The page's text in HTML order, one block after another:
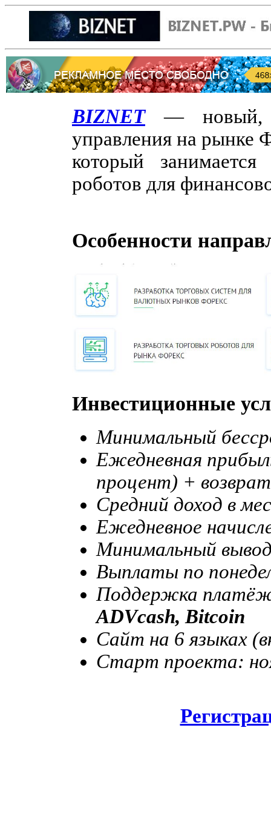
BIZNET— новый,
управления на рынке
который
роботов для
Особенности
Инвестиционные
Минимальный
Ежедневная
процент) +
Средний доход в
Ежедневное
Минимальный
Выплаты по
Поддержка
ADVcash, Bitcoin
Сайт на 6 языках
Старт проекта: